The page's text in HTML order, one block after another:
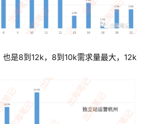
也是8到12k，8到10k需求量最大，12k